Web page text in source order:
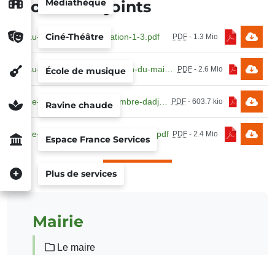
Médiathèque
Ciné-Théâtre
École de musique
Ravine chaude
Espace France Services
Plus de services
Documents joints
99_au-feuille-de-proclamation-1-3.pdf PDF - 1.3 Mio
PDF -2.6 Mio
PDF- 603.7 kio
99_de-delegation-donne-au-maire-1.pdf PDF - 2.4 Mio
Mairie
Le maire